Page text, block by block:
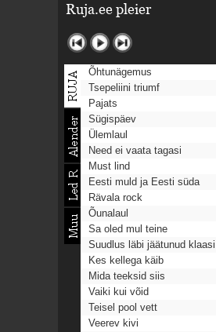
Ruja.ee pleier
Õhtunägemus
Tsepeliini triumf
Pajats
Sügispäev
Ülemlaul
Need ei vaata tagasi
Must lind
Eesti muld ja Eesti süda
Rävala rock
Õunalaul
Sa oled mul teine
Suudlus läbi jäätunud klaasi
Kes kellega käib
Mida teeksid siis
Vaiki kui võid
Teisel pool vett
Veerev kivi